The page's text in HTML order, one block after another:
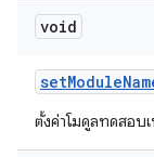
void
setModule
ตั้งค่าโมดูลทดสอบ